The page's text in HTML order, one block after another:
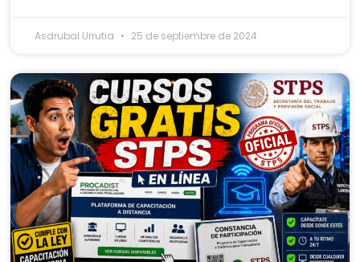
Asdrubal Urrutia 25 de septiembre de 2024